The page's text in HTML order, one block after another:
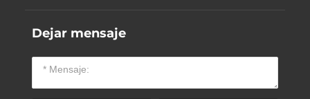
Dejar mensaje